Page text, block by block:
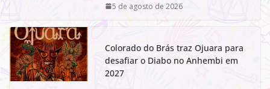
5 de agosto de 2026
Colorado do Brás traz Ojuara para
desafiar o Diabo no Anhembi em
2027